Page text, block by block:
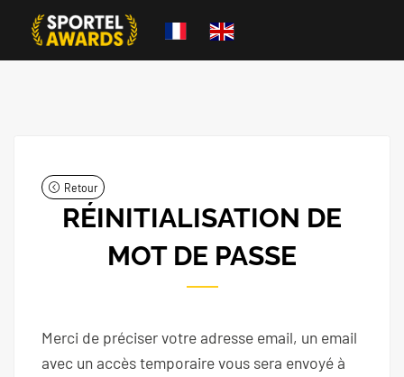
Retour
RÉINITIALISATION DE
MOT DE PASSE
Merci de préciser votre adresse email, un email
avec un accès temporaire vous sera envoyé à